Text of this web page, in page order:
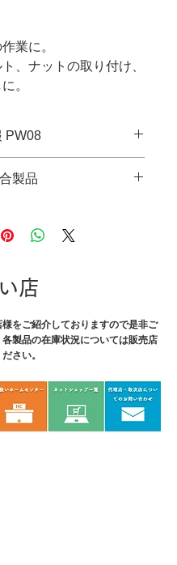
業に。
、ナットの取り付け、
。
PW08
190g
製品
店
をご紹介しておりますので是非ご
製品の在庫状況については販売店
さい。